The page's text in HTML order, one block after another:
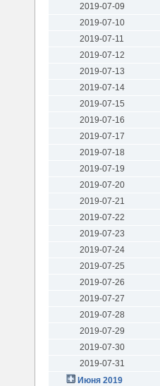
2019-07-09
2019-07-10
2019-07-11
2019-07-12
2019-07-13
2019-07-14
2019-07-15
2019-07-16
2019-07-17
2019-07-18
2019-07-19
2019-07-20
2019-07-21
2019-07-22
2019-07-23
2019-07-24
2019-07-25
2019-07-26
2019-07-27
2019-07-28
2019-07-29
2019-07-30
2019-07-31
Июня 2019